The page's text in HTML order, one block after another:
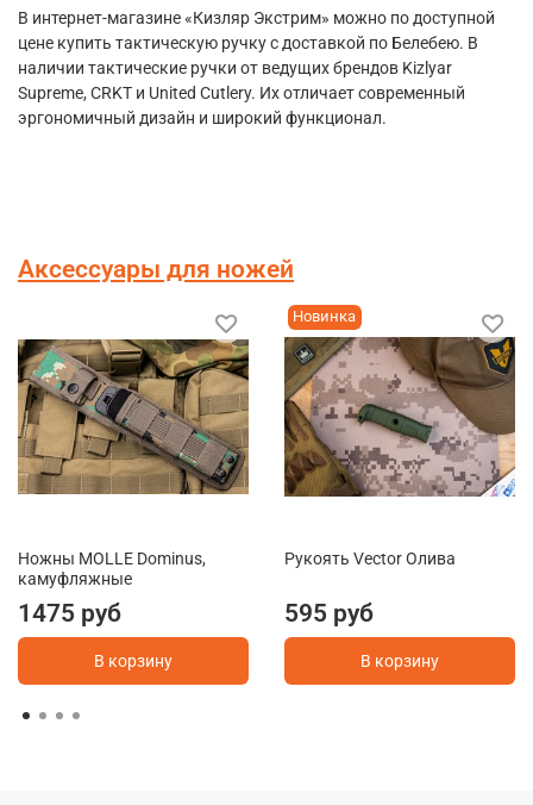
В интернет-магазине «Кизляр Экстрим» можно по доступной
цене купить тактическую ручку с доставкой по Белебею. В
наличии тактические ручки от ведущих брендов Kizlyar
Supreme, CRKT и United Cutlery. Их отличает современный
эргономичный дизайн и широкий функционал.
Аксессуары для ножей
Ножны MOLLE Dominus,
камуфляжные
1475 руб
В корзину
Новинка
Рукоять Vector Олива
595 руб
В корзину